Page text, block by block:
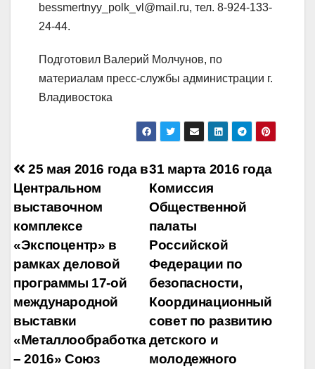
bessmertnyy_polk_vl@mail.ru, тел. 8-924-133-
24-44.
Подготовил Валерий Молчунов, по
материалам пресс-службы администрации г.
Владивостока
Навигация
по
записям
31 марта 2016 года
Комиссия
Общественной
палаты
Российской
Федерации по
безопасности,
Координационный
совет по развитию
детского и
молодежного
25 мая 2016 года в
Центральном
выставочном
комплексе
«Экспоцентр» в
рамках деловой
программы 17-ой
международной
выставки
«Металлообработка
– 2016» Союз